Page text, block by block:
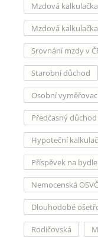
Mzdová
Mzdová
Srovnání mzdy v
Starobní důchod
Osobní
Předčasný důchod
Hypoteční
Příspěvek na
Nemocenská OSVČ
Dlouhodobé
Rodičovská